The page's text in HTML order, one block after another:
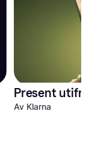
Present
Av Klarna